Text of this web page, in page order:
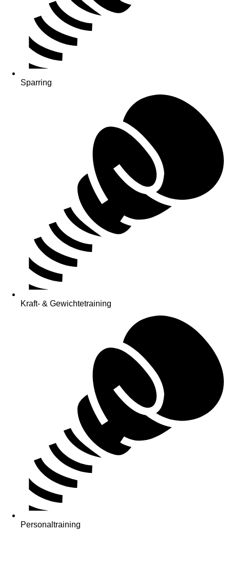
Sparring
Kraft- & Gewichtetraining
Personaltraining